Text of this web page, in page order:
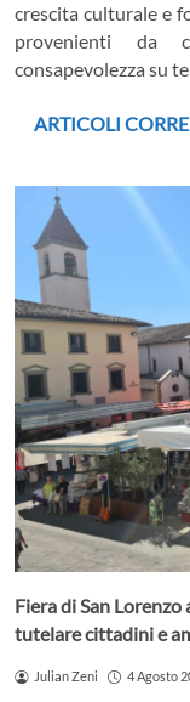
crescita culturale e
provenienti da
consapevolezza su
ARTICOLI
Fiera di San
tutelare cittadini e
Julian Zeni 4 Agosto